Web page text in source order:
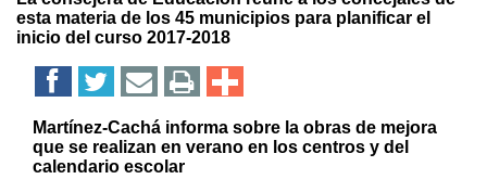
esta materia de los 45 municipios para planificar el
inicio del curso 2017-2018
Martínez-Cachá informa sobre la obras de mejora
que se realizan en verano en los centros y del
calendario escolar